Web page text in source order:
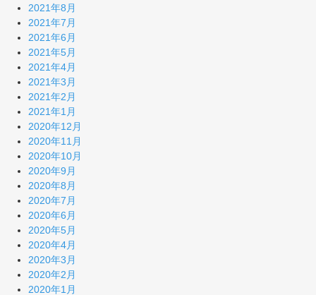
2021年8月
2021年7月
2021年6月
2021年5月
2021年4月
2021年3月
2021年2月
2021年1月
2020年12月
2020年11月
2020年10月
2020年9月
2020年8月
2020年7月
2020年6月
2020年5月
2020年4月
2020年3月
2020年2月
2020年1月